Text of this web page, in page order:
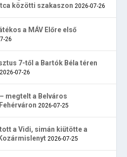
közötti szakaszon 2026-07-26
a MÁV Előre első
26
7-től a Bartók Béla téren
2026-07-26
megtelt a Belváros
2026-07-25
a Vidi, simán kiütötte a
2026-07-25